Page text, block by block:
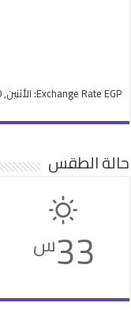
Exchange Rate EGP : الأثنين, 10 أغسطس.
حالة الطقس
33س